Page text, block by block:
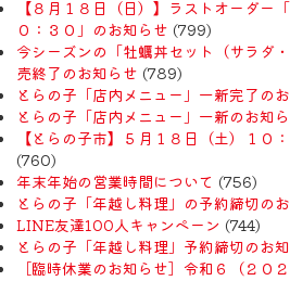
【８月１８日（日）】ラストオーダー
０：３０」のお知らせ (799)
今シーズンの「牡蠣丼セット（サラダ
売終了のお知らせ (789)
とらの子「店内メニュー」一新完了の
とらの子「店内メニュー」一新のお知
【とらの子市】５月１８日（土）１０
(760)
年末年始の営業時間について (756)
とらの子「年越し料理」の予約締切の
LINE友達100人キャンペーン (744)
とらの子「年越し料理」予約締切のお
［臨時休業のお知らせ］令和６（２０